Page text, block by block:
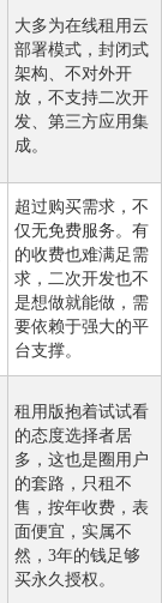
大多为在线租用云
部署模式，封闭式
架构、不对外开
放，不支持二次开
发、第三方应用集
成。
超过购买需求，不
仅无免费服务。有
的收费也难满足需
求，二次开发也不
是想做就能做，需
要依赖于强大的平
台支撑。
租用版抱着试试看
的态度选择者居
多，这也是圈用户
的套路，只租不
售，按年收费，表
面便宜，实属不
然，3年的钱足够
买永久授权。